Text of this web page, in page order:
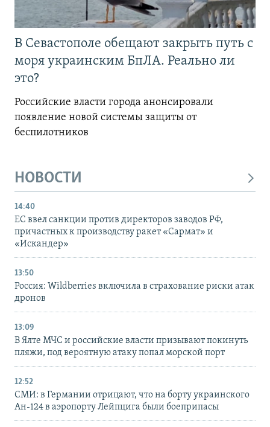
В Севастополе обещают закрыть путь с
моря украинским БпЛА. Реально ли
это?
Российские власти города анонсировали
появление новой системы защиты от
беспилотников
НОВОСТИ
14:40
ЕС ввел санкции против директоров заводов РФ,
причастных к производству ракет «Сармат» и
«Искандер»
13:50
Россия: Wildberries включила в страхование риски атак
дронов
13:09
В Ялте МЧС и российские власти призывают покинуть
пляжи, под вероятную атаку попал морской порт
12:52
СМИ: в Германии отрицают, что на борту украинского
Ан-124 в аэропорту Лейпцига были боеприпасы